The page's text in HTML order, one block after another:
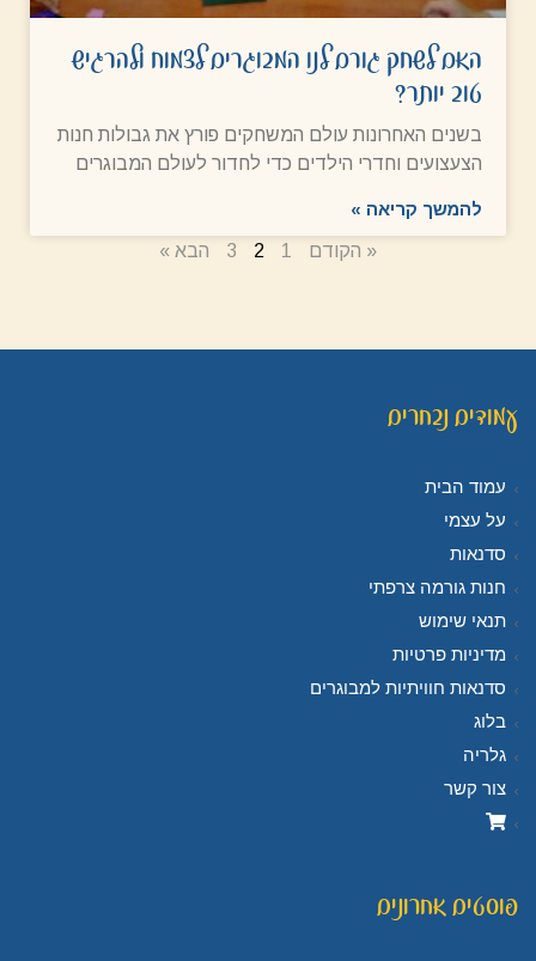
האם לשחק גורם לנו המבוגרים לצמוח ולהרגיש
טוב יותר?
בשנים האחרונות עולם המשחקים פורץ את גבולות חנות
הצעצועים וחדרי הילדים כדי לחדור לעולם המבוגרים
להמשך קריאה »
« הקודם 1
2
3 הבא »
עמודים נבחרים
עמוד הבית
על עצמי
סדנאות
חנות גורמה צרפתי
תנאי שימוש
מדיניות פרטיות
סדנאות חוויתיות למבוגרים
בלוג
גלריה
צור קשר
פוסטים אחרונים